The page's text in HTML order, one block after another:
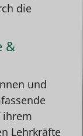
die
&
und
ihrem
Lehrkräfte